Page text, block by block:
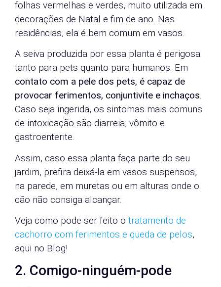
folhas vermelhas e verdes, muito utilizada em
decorações de Natal e fim de ano. Nas
residências, ela é bem comum em vasos.
A seiva produzida por essa planta é perigosa
tanto para pets quanto para humanos. Em
contato com a pele dos pets, é capaz de
provocar ferimentos, conjuntivite e inchaços.
Caso seja ingerida, os sintomas mais comuns
de intoxicação são diarreia, vômito e
gastroenterite.
Assim, caso essa planta faça parte do seu
jardim, prefira deixá-la em vasos suspensos,
na parede, em muretas ou em alturas onde o
cão não consiga alcançar.
Veja como pode ser feito o tratamento de
cachorro com ferimentos e queda de pelos,
aqui no Blog!
2. Comigo-ninguém-pode